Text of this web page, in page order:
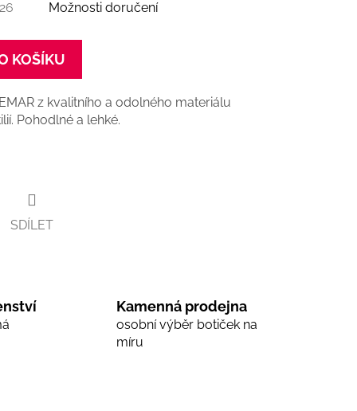
Možnosti doručení
KOŠÍKU
z kvalitního a odolného materiálu
Pohodlné a lehké.
SDÍLET
Kamenná prodejna
osobní výběr botiček na
míru